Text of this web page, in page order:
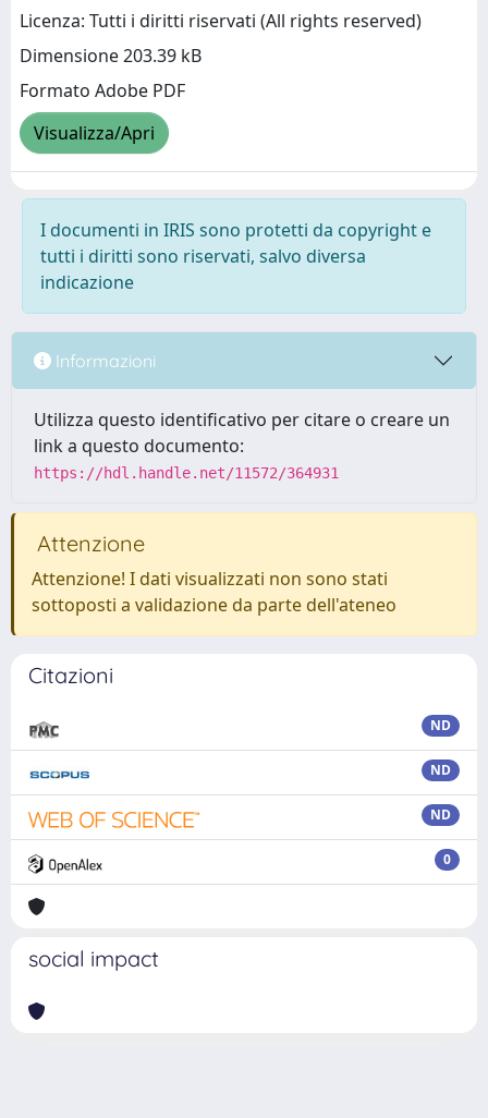
Licenza: Tutti i diritti riservati (All rights reserved)
Dimensione 203.39 kB
Formato Adobe PDF
Visualizza/Apri
I documenti in IRIS sono protetti da copyright e
tutti i diritti sono riservati, salvo diversa
indicazione
Informazioni
Utilizza questo identificativo per citare o creare un
link a questo documento:
https://hdl.handle.net/11572/364931
Attenzione
Attenzione! I dati visualizzati non sono stati
sottoposti a validazione da parte dell'ateneo
Citazioni
ND
ND
ND
0
social impact